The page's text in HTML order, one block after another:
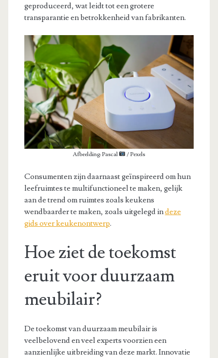
geproduceerd, wat leidt tot een grotere
transparantie en betrokkenheid van fabrikanten.
Afbeelding: Pascal / Pexels
Consumenten zijn daarnaast geïnspireerd om hun
leefruimtes te multifunctioneel te maken, gelijk
aan de trend om ruimtes zoals keukens
wendbaarder te maken, zoals uitgelegd indeze
gids over keukenontwerp.
Hoe ziet de toekomst
eruit voor duurzaam
meubilair?
De toekomst van duurzaam meubilair is
veelbelovend en veel experts voorzien een
aanzienlijke uitbreiding van deze markt. Innovatie